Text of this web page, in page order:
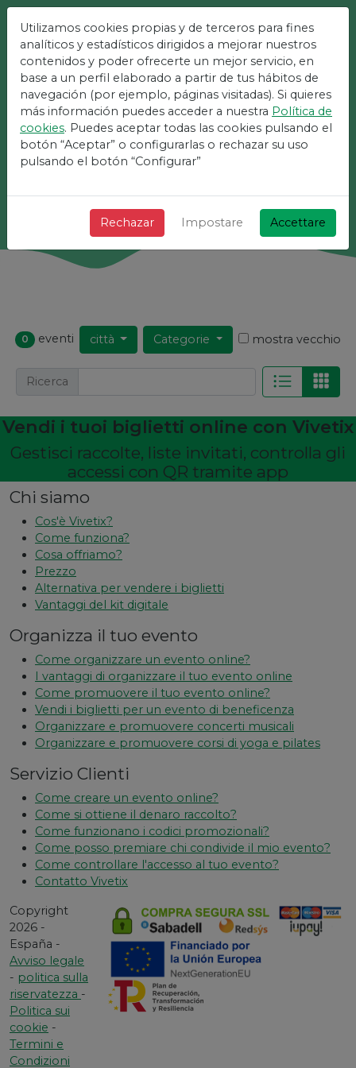
La Piattaforma Più
Semplice Per Eventi
+ Veloce + Semplice e gratuito!
Ricerca
0 eventi città Categorie mostra vecchio
Ricerca
Vendi i tuoi biglietti online con Vivetix
Gestisci raccolte, liste invitati, controlla gli
accessi con QR tramite app
Chi siamo
Cos'è Vivetix?
Come funziona?
Cosa offriamo?
Prezzo
Alternativa per vendere i biglietti
Vantaggi del kit digitale
Organizza il tuo evento
Come organizzare un evento online?
I vantaggi di organizzare il tuo evento online
Come promuovere il tuo evento online?
Vendi i biglietti per un evento di beneficenza
Organizzare e promuovere concerti musicali
Organizzare e promuovere corsi di yoga e pilates
Servizio Clienti
Come creare un evento online?
Come si ottiene il denaro raccolto?
Come funzionano i codici promozionali?
Come posso premiare chi condivide il mio evento?
Come controllare l'accesso al tuo evento?
Contatto Vivetix
Copyright
2026 -
España -
Avviso legale
- politica sulla
riservatezza -
Politica sui
cookie -
Termini e
Condizioni
Utilizamos cookies propias y de terceros para fines
analíticos y estadísticos dirigidos a mejorar nuestros
contenidos y poder ofrecerte un mejor servicio, en
base a un perfil elaborado a partir de tus hábitos de
navegación (por ejemplo, páginas visitadas). Si quieres
más información puedes acceder a nuestra Política de
cookies. Puedes aceptar todas las cookies pulsando el
botón “Aceptar” o configurarlas o rechazar su uso
pulsando el botón “Configurar”
Rechazar Impostare Accettare